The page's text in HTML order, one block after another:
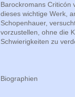
Barockromans Criticón
dieses wichtige Werk,
Schopenhauer,
vorzustellen, ohne die
Schwierigkeiten zu
Biographien